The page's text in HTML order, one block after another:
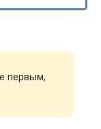
первым,